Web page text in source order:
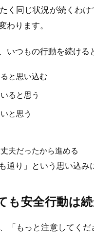
く同じ状況が続くわ
わります。
いつもの行動を続け
と思い込む
ると思う
と思う
夫だったから進める
通り」という思い込み
も安全行動は
「もっと注意してく